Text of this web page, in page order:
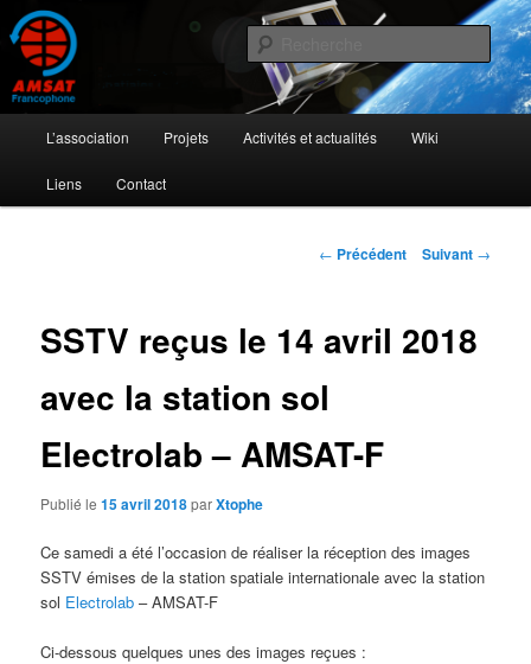
Aller
au
contenu
principalAMSAT Francophone
L'activité radioamateur par satellite
principal
L’association Projets Activités et actualités Wiki
Liens Contact
Navigation
← Précédent Suivant →
SSTV reçus le 14 avril 2018
avec la station sol
Electrolab – AMSAT-F
Publié le15 avril 2018parXtophe
Ce samedi a été l’occasion de réaliser la réception des images
SSTV émises de la station spatiale internationale avec la station
sol Electrolab – AMSAT-F
Ci-dessous quelques unes des images reçues :